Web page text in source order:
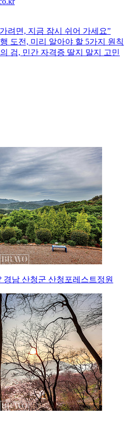
려면, 지금 잠시 쉬어 가세요”
도전, 미리 알아야 할 5가지 원칙
검, 민간 자격증 딸지 말지 고민
경남 산청군 산청포레스트정원